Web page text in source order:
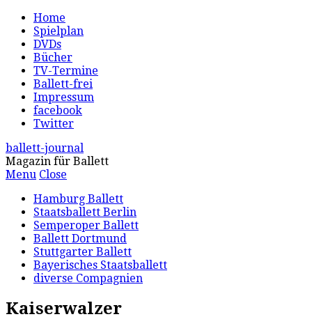
Home
Spielplan
DVDs
Bücher
TV-Termine
Ballett-frei
Impressum
facebook
Twitter
ballett-journal
Magazin für Ballett
Menu Close
Hamburg Ballett
Staatsballett Berlin
Semperoper Ballett
Ballett Dortmund
Stuttgarter Ballett
Bayerisches Staatsballett
diverse Compagnien
Kaiserwalzer